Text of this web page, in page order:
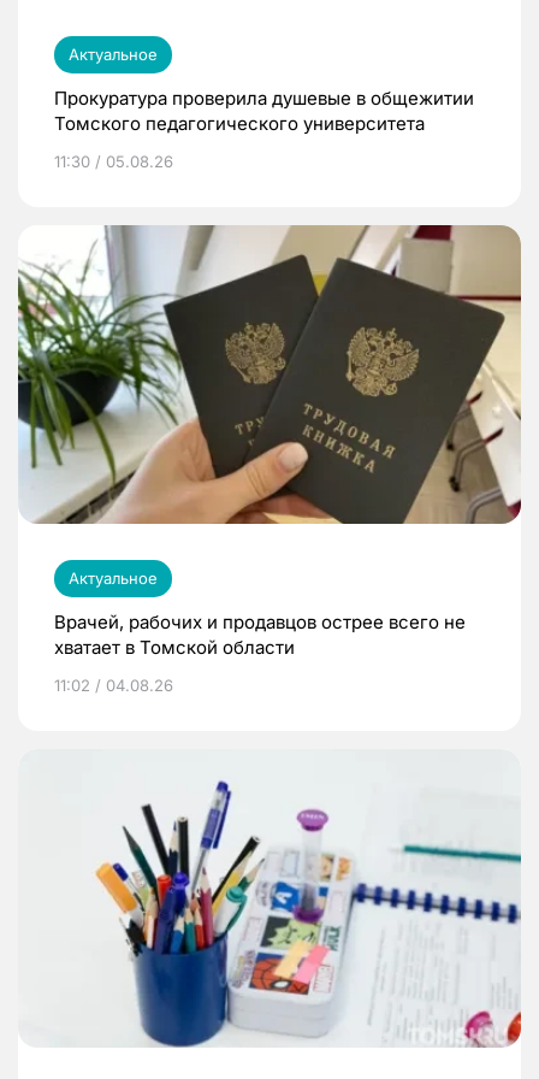
Актуальное
Прокуратура проверила душевые в общежитии
Томского педагогического университета
11:30 / 05.08.26
Актуальное
Врачей, рабочих и продавцов острее всего не
хватает в Томской области
11:02 / 04.08.26